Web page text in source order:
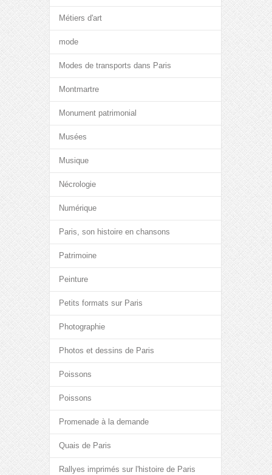
Métiers d'art
mode
Modes de transports dans Paris
Montmartre
Monument patrimonial
Musées
Musique
Nécrologie
Numérique
Paris, son histoire en chansons
Patrimoine
Peinture
Petits formats sur Paris
Photographie
Photos et dessins de Paris
Poissons
Poissons
Promenade à la demande
Quais de Paris
Rallyes imprimés sur l'histoire de Paris